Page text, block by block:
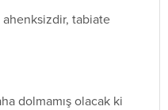
tabiate
dolmamış olacak ki